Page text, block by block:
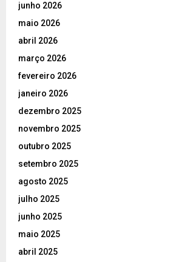
junho 2026
maio 2026
abril 2026
março 2026
fevereiro 2026
janeiro 2026
dezembro 2025
novembro 2025
outubro 2025
setembro 2025
agosto 2025
julho 2025
junho 2025
maio 2025
abril 2025